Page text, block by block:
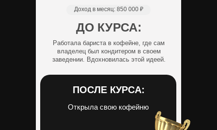
Доход в месяц: 850 000 ₽
ДО КУРСА:
Работала бариста в кофейне, где сам
владелец был кондитером в своем
заведении. Вдохновилась этой идеей.
ПОСЛЕ КУРСА:
Открыла свою кофейню